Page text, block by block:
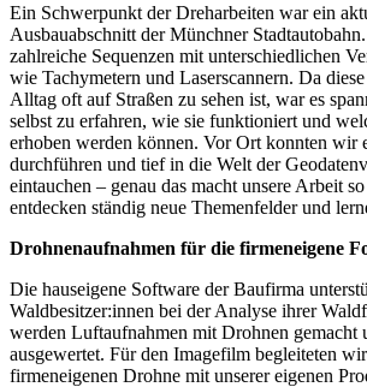
Ein Schwerpunkt der Dreharbeiten war ein
Ausbauabschnitt der Münchner
zahlreiche Sequenzen mit unterschiedlichen
wie Tachymetern und Laserscannern. Da
Alltag oft auf Straßen zu sehen ist, war es
selbst zu erfahren, wie sie funktioniert und
erhoben werden können. Vor Ort konnten wir
durchführen und tief in die Welt der
eintauchen – genau das macht unsere Arbeit
entdecken ständig neue Themenfelder und
Drohnenaufnahmen für die firmeneigene
Die hauseigene Software der Baufirma
Waldbesitzer:innen bei der Analyse ihrer
werden Luftaufnahmen mit Drohnen gemacht
ausgewertet. Für den Imagefilm begleiteten
firmeneigenen Drohne mit unserer eigenen